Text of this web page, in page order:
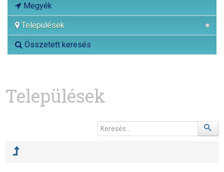
Megyék
Települések
Összetett keresés
Települések